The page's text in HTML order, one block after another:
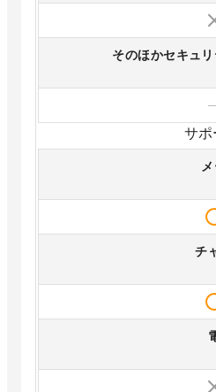
そのほかセキュ
サポ
チ